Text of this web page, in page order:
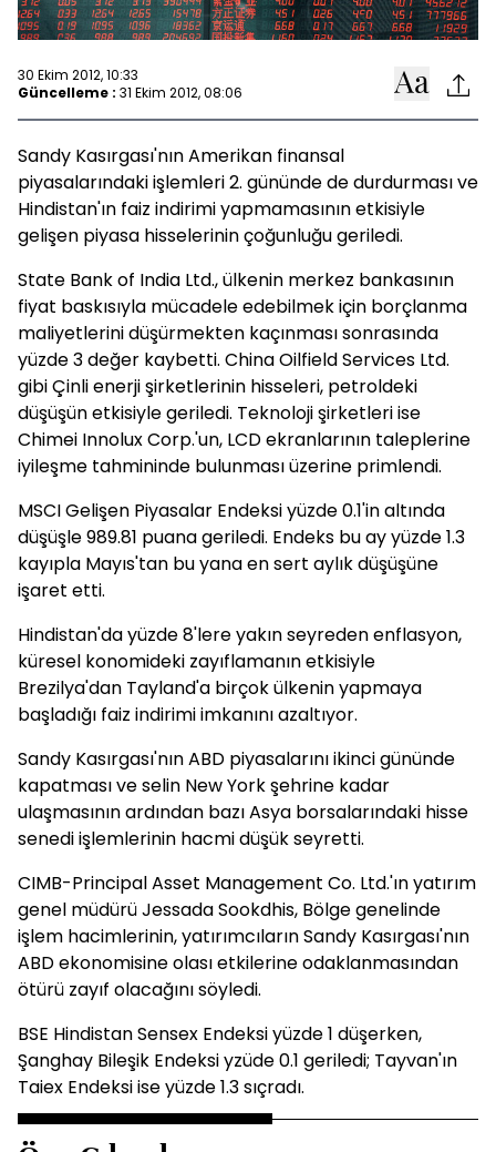
30 Ekim 2012, 10:33
Güncelleme : 31 Ekim 2012, 08:06
Sandy Kasırgası'nın Amerikan finansal
piyasalarındaki işlemleri 2. gününde de durdurması ve
Hindistan'ın faiz indirimi yapmamasının etkisiyle
gelişen piyasa hisselerinin çoğunluğu geriledi.
State Bank of India Ltd., ülkenin merkez bankasının
fiyat baskısıyla mücadele edebilmek için borçlanma
maliyetlerini düşürmekten kaçınması sonrasında
yüzde 3 değer kaybetti. China Oilfield Services Ltd.
gibi Çinli enerji şirketlerinin hisseleri, petroldeki
düşüşün etkisiyle geriledi. Teknoloji şirketleri ise
Chimei Innolux Corp.'un, LCD ekranlarının taleplerine
iyileşme tahmininde bulunması üzerine primlendi.
MSCI Gelişen Piyasalar Endeksi yüzde 0.1'in altında
düşüşle 989.81 puana geriledi. Endeks bu ay yüzde 1.3
kayıpla Mayıs'tan bu yana en sert aylık düşüşüne
işaret etti.
Hindistan'da yüzde 8'lere yakın seyreden enflasyon,
küresel konomideki zayıflamanın etkisiyle
Brezilya'dan Tayland'a birçok ülkenin yapmaya
başladığı faiz indirimi imkanını azaltıyor.
Sandy Kasırgası'nın ABD piyasalarını ikinci gününde
kapatması ve selin New York şehrine kadar
ulaşmasının ardından bazı Asya borsalarındaki hisse
senedi işlemlerinin hacmi düşük seyretti.
CIMB-Principal Asset Management Co. Ltd.'ın yatırım
genel müdürü Jessada Sookdhis, Bölge genelinde
işlem hacimlerinin, yatırımcıların Sandy Kasırgası'nın
ABD ekonomisine olası etkilerine odaklanmasından
ötürü zayıf olacağını söyledi.
BSE Hindistan Sensex Endeksi yüzde 1 düşerken,
Şanghay Bileşik Endeksi yzüde 0.1 geriledi; Tayvan'ın
Taiex Endeksi ise yüzde 1.3 sıçradı.